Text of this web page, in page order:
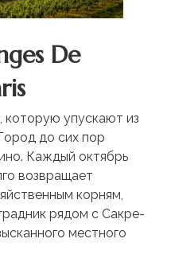
De
которую упускают из
до сих пор
Каждый октябрь
возвращает
корням,
рядом с Сакре-
местного